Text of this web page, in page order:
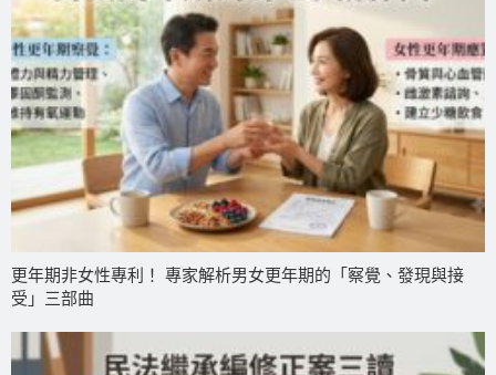
更年期非女性專利！ 專家解析男女更年期的「察覺、發現與接
受」三部曲